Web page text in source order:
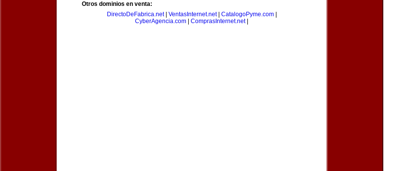
Otros dominios en venta:
DirectoDeFabrica.net| VentasInternet.net| CatalogoPyme.com|
CyberAgencia.com
ComprasInternet.net|